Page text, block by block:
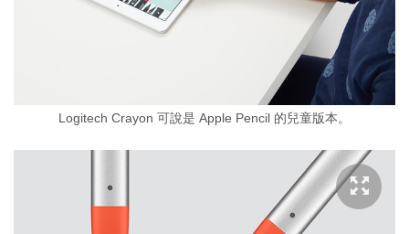
Logitech Crayon 可說是 Apple Pencil 的兒童版本。